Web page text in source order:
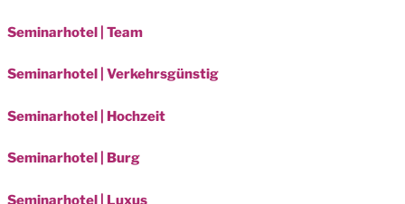
Seminarhotel | Team
Seminarhotel | Verkehrsgünstig
Seminarhotel | Hochzeit
Seminarhotel | Burg
Seminarhotel | Luxus